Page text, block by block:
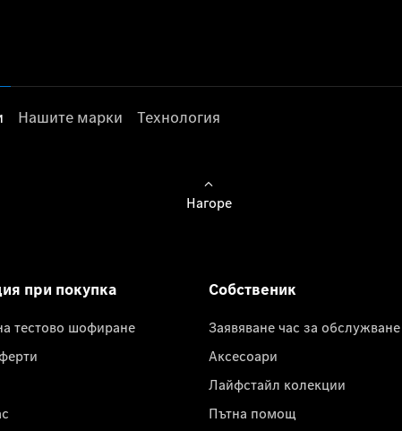
Нашите марки Технология
Нагоре
при покупка
тестово шофиране
Собственик
Заявяване час за обслужване
Аксесоари
Лайфстайл колекции
Пътна помощ